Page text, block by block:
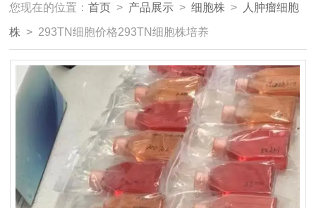
您现在的位置：首页 > 产品展示 >细胞株 > 人肿瘤细胞
株 > 293TN细胞价格293TN细胞株培养